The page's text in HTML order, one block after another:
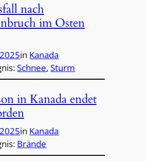
nach
im Osten
in Kanada
Schnee, Sturm
in Kanada endet
in Kanada
Brände